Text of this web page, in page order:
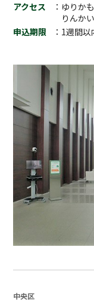
アクセス
：ゆりか
りんか
申込期限
：1週間
中央区